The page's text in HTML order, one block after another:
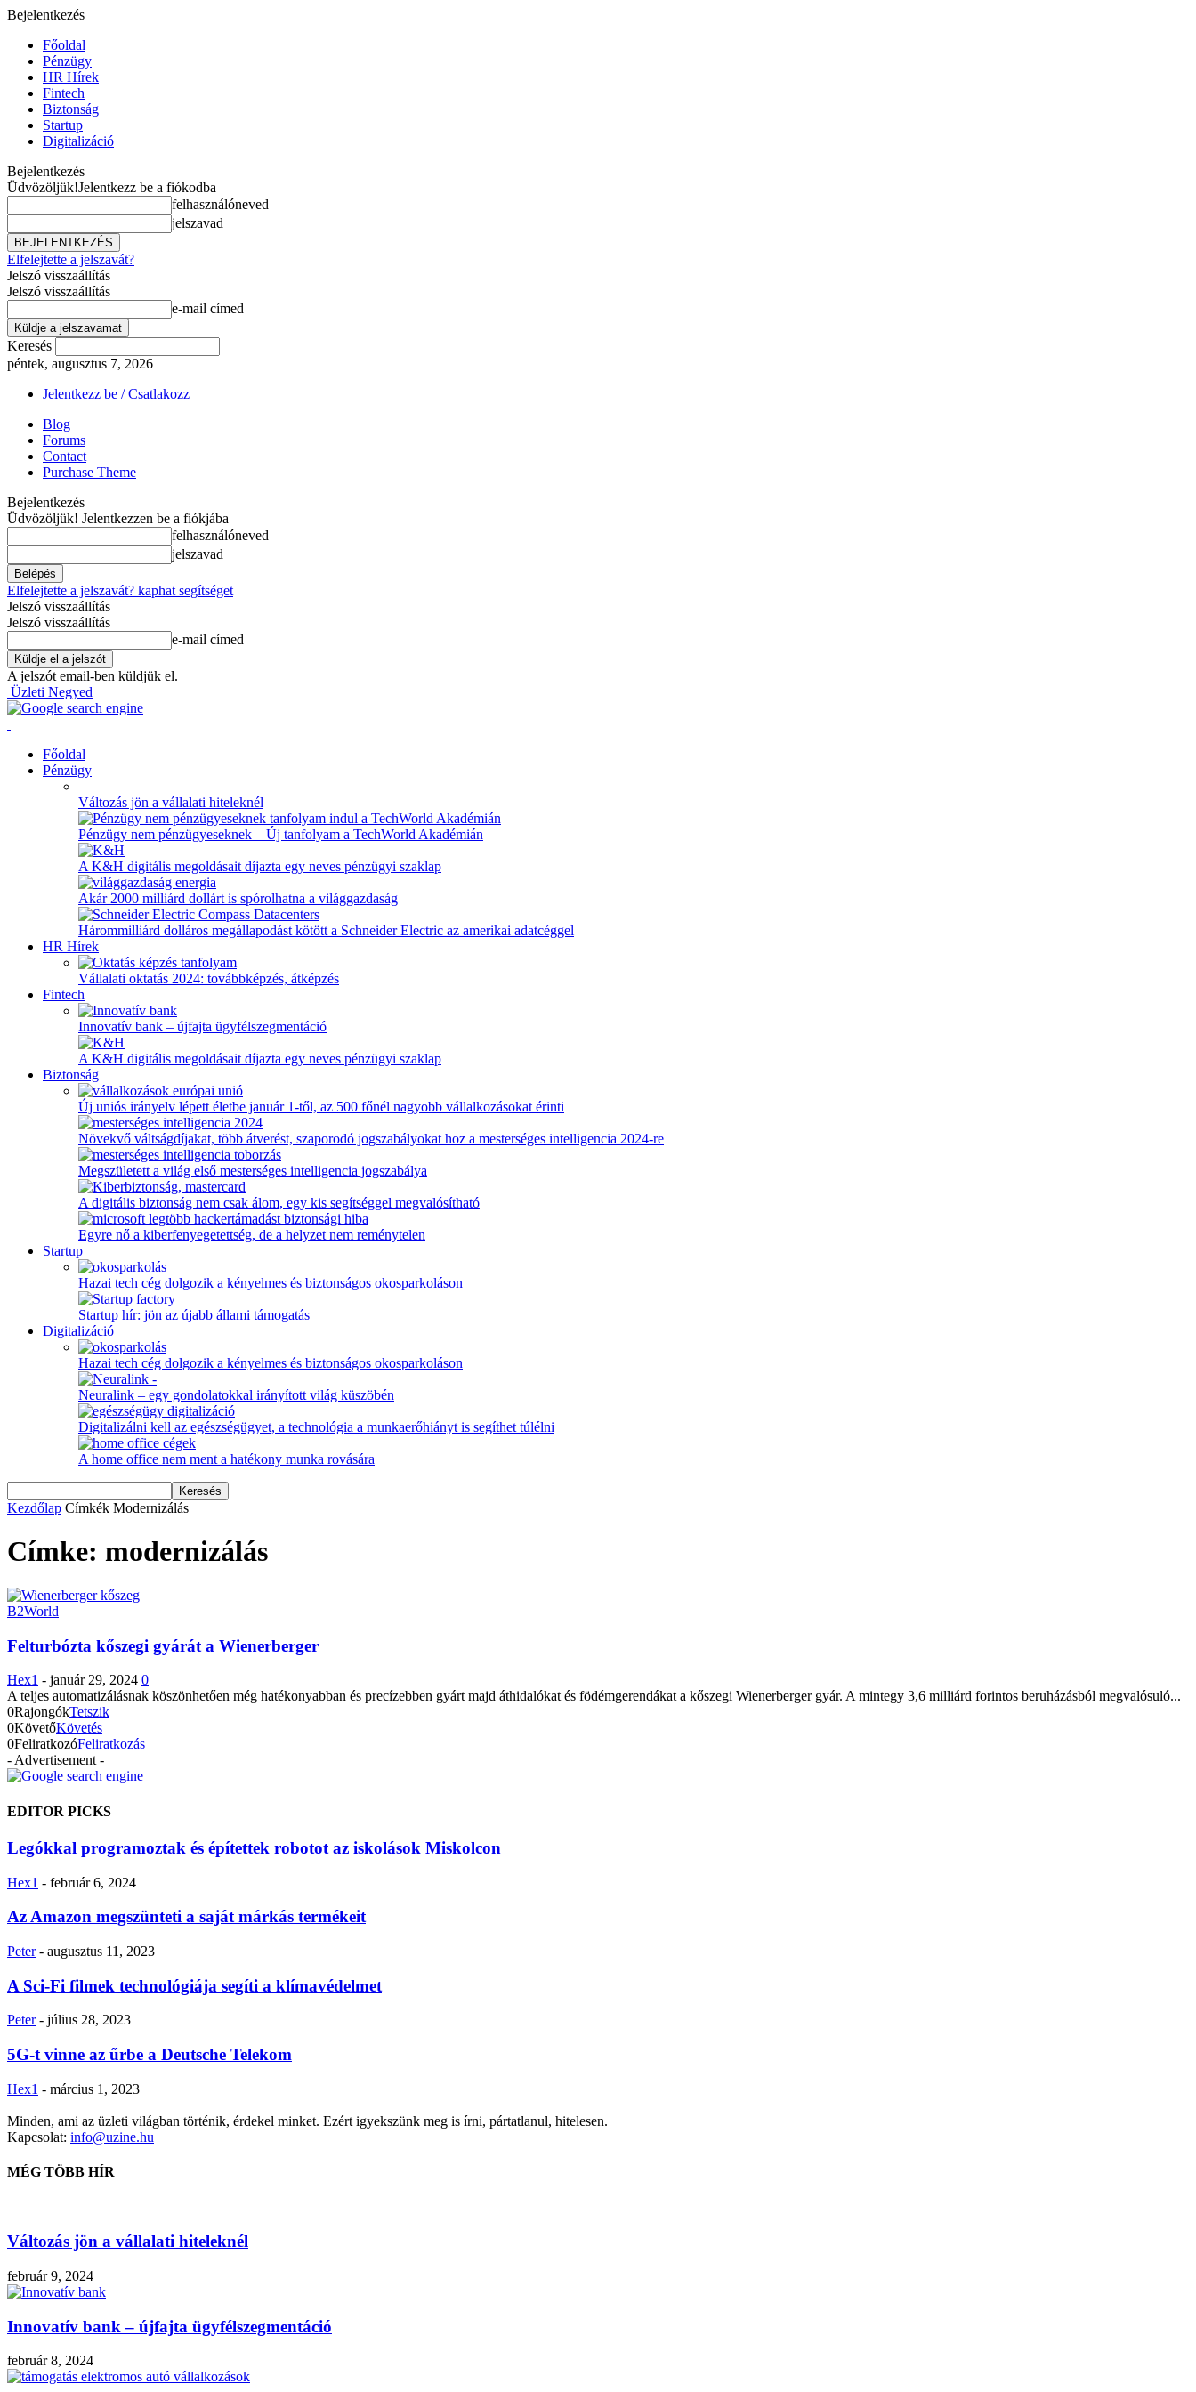
Bejelentkezés
Főoldal
Pénzügy
HR Hírek
Fintech
Biztonság
Startup
Digitalizáció
Bejelentkezés
Üdvözöljük!Jelentkezz be a fiókodba
felhasználóneved
jelszavad
Elfelejtette a jelszavát?
Jelszó visszaállítás
Jelszó visszaállítás
e-mail címed
Keresés
péntek, augusztus 7, 2026
Jelentkezz be / Csatlakozz
Blog
Forums
Contact
Purchase Theme
Bejelentkezés
Üdvözöljük! Jelentkezzen be a fiókjába
felhasználóneved
jelszavad
Elfelejtette a jelszavát? kaphat segítséget
Jelszó visszaállítás
Jelszó visszaállítás
e-mail címed
A jelszót email-ben küldjük el.
Üzleti Negyed
Főoldal
Pénzügy
Változás jön a vállalati hiteleknél
Pénzügy nem pénzügyeseknek – Új tanfolyam a TechWorld Akadémián
A K&H digitális megoldásait díjazta egy neves pénzügyi szaklap
Akár 2000 milliárd dollárt is spórolhatna a világgazdaság
Hárommilliárd dolláros megállapodást kötött a Schneider Electric az amerikai adatcéggel
HR Hírek
Vállalati oktatás 2024: továbbképzés, átképzés
Fintech
Innovatív bank – újfajta ügyfélszegmentáció
A K&H digitális megoldásait díjazta egy neves pénzügyi szaklap
Biztonság
Új uniós irányelv lépett életbe január 1-től, az 500 főnél nagyobb vállalkozásokat érinti
Növekvő váltságdíjakat, több átverést, szaporodó jogszabályokat hoz a mesterséges intelligencia 2024-re
Megszületett a világ első mesterséges intelligencia jogszabálya
A digitális biztonság nem csak álom, egy kis segítséggel megvalósítható
Egyre nő a kiberfenyegetettség, de a helyzet nem reménytelen
Startup
Hazai tech cég dolgozik a kényelmes és biztonságos okosparkoláson
Startup hír: jön az újabb állami támogatás
Digitalizáció
Hazai tech cég dolgozik a kényelmes és biztonságos okosparkoláson
Neuralink – egy gondolatokkal irányított világ küszöbén
Digitalizálni kell az egészségügyet, a technológia a munkaerőhiányt is segíthet túlélni
A home office nem ment a hatékony munka rovására
Kezdőlap Címkék Modernizálás
Címke: modernizálás
B2World
Felturbózta kőszegi gyárát a Wienerberger
Hex1 - január 29, 2024 0
A teljes automatizálásnak köszönhetően még hatékonyabban és precízebben gyárt majd áthidalókat és födémgerendákat a kőszegi Wienerberger gyár. A mintegy 3,6 milliárd forintos beruházásból megvalósuló...
0RajongókTetszik
0KövetőKövetés
0FeliratkozóFeliratkozás
- Advertisement -
EDITOR PICKS
Legókkal programoztak és építettek robotot az iskolások Miskolcon
Hex1 - február 6, 2024
Az Amazon megszünteti a saját márkás termékeit
Peter - augusztus 11, 2023
A Sci-Fi filmek technológiája segíti a klímavédelmet
Peter - július 28, 2023
5G-t vinne az űrbe a Deutsche Telekom
Hex1 - március 1, 2023
Minden, ami az üzleti világban történik, érdekel minket. Ezért igyekszünk meg is írni, pártatlanul, hitelesen.
Kapcsolat: info@uzine.hu
MÉG TÖBB HÍR
Változás jön a vállalati hiteleknél
február 9, 2024
Innovatív bank – újfajta ügyfélszegmentáció
február 8, 2024